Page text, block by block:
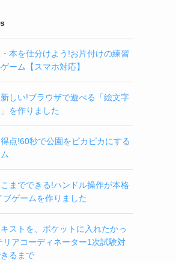
本を仕分けよう!お片付けの練習
ーム【スマホ対応】
しい!ブラウザで遊べる「絵文字
を作りました
点!60秒で公園をピカピカにする
までできる!ハンドル操作が本格
ブゲームを作りました
ストを、ポケットに入れたかっ
アコーディネーター1次試験対
るまで